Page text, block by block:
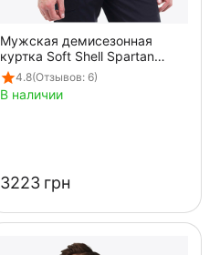
Мужская демисезонная
куртка Soft Shell Spartan
Navy
4.8(Отзывов: 6)
В наличии
‍3223‍ грн